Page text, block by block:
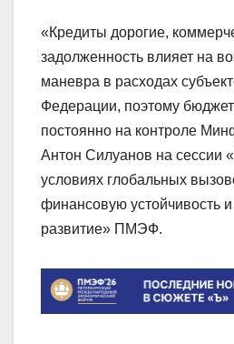
«Кредиты дорогие,
задолженность влияет на
маневра в расходах
Федерации, поэтому
постоянно на контроле
Антон Силуанов на сессии
условиях глобальных
финансовую устойчивость
развитие» ПМЭФ.